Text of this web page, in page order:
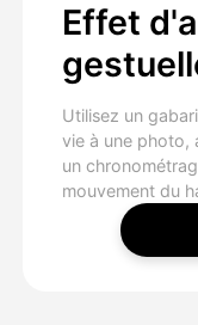
Effet
Utilisez un
vie à une photo,
un
mouvement du